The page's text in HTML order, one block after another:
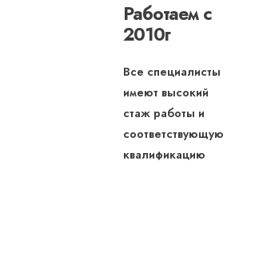
Работаем с
2010г
Все специалисты
имеют высокий
стаж работы и
соответствующую
квалификацию